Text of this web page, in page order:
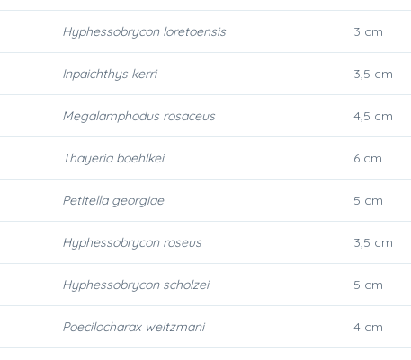
Hyphessobrycon loretoensis 3 cm
Inpaichthys kerri 3,5 cm
Megalamphodus rosaceus 4,5 cm
Thayeria boehlkei 6 cm
Petitella georgiae 5 cm
Hyphessobrycon roseus 3,5 cm
Hyphessobrycon scholzei 5 cm
Poecilocharax weitzmani 4 cm